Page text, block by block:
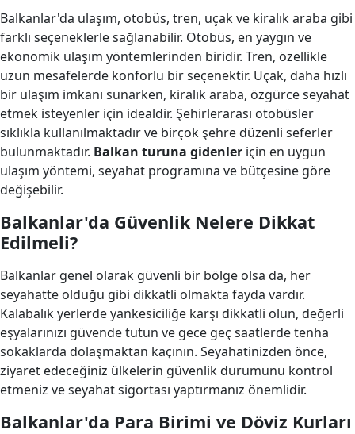
Balkanlar'da ulaşım, otobüs, tren, uçak ve kiralık araba gibi
farklı seçeneklerle sağlanabilir. Otobüs, en yaygın ve
ekonomik ulaşım yöntemlerinden biridir. Tren, özellikle
uzun mesafelerde konforlu bir seçenektir. Uçak, daha hızlı
bir ulaşım imkanı sunarken, kiralık araba, özgürce seyahat
etmek isteyenler için idealdir. Şehirlerarası otobüsler
sıklıkla kullanılmaktadır ve birçok şehre düzenli seferler
bulunmaktadır. Balkan turuna gidenler için en uygun
ulaşım yöntemi, seyahat programına ve bütçesine göre
değişebilir.
Balkanlar'da Güvenlik Nelere Dikkat
Edilmeli?
Balkanlar genel olarak güvenli bir bölge olsa da, her
seyahatte olduğu gibi dikkatli olmakta fayda vardır.
Kalabalık yerlerde yankesiciliğe karşı dikkatli olun, değerli
eşyalarınızı güvende tutun ve gece geç saatlerde tenha
sokaklarda dolaşmaktan kaçının. Seyahatinizden önce,
ziyaret edeceğiniz ülkelerin güvenlik durumunu kontrol
etmeniz ve seyahat sigortası yaptırmanız önemlidir.
Balkanlar'da Para Birimi ve Döviz Kurları